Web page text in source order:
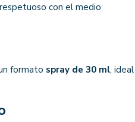
con el medio
formato spray de 30 ml, ideal